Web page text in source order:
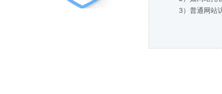
3）普通网站